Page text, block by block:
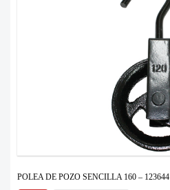
POLEA DE POZO SENCILLA 160 – 123644